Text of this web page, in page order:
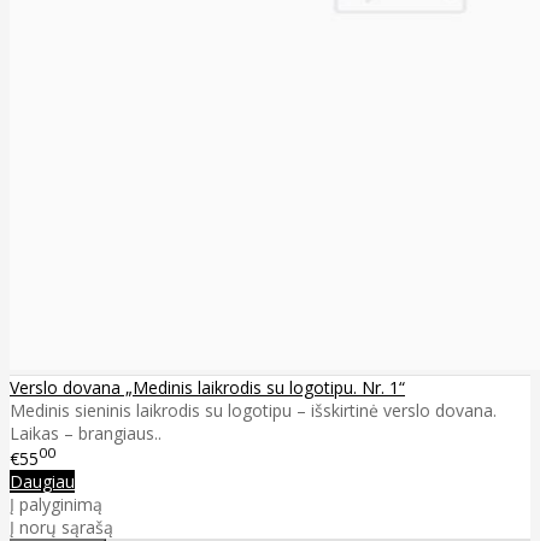
Verslo dovana „Medinis laikrodis su logotipu. Nr. 1“
Medinis sieninis laikrodis su logotipu – išskirtinė verslo dovana.
Laikas – brangiaus..
€5500
Daugiau
Į palyginimą
Į norų sąrašą